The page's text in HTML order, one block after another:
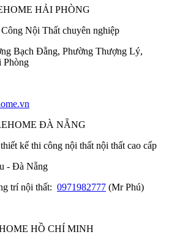
HẢI PHÒNG
Nội Thất chuyên nghiệp
Bạch Đằng, Phường Thượng Lý,
Phòng
ĐÀ NẴNG
kế thi công nội thất nội thất cao cấp
- Đà Nẵng
trí nội thất: 0971982777 (Mr Phú)
HỒ CHÍ MINH